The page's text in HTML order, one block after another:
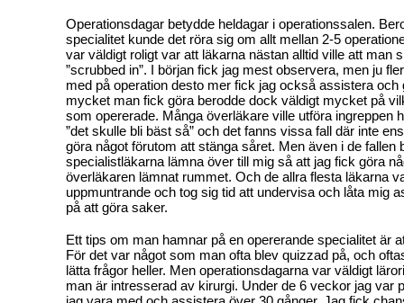
Operationsdagar betydde heldagar i operationssalen.
specialitet kunde det röra sig om allt mellan 2-5
var väldigt roligt var att läkarna nästan alltid ville att man
”scrubbed in”. I början fick jag mest observera, men ju
med på operation desto mer fick jag också assistera och
mycket man fick göra berodde dock väldigt mycket på
som opererade. Många överläkare ville utföra ingreppen
”det skulle bli bäst så” och det fanns vissa fall där inte
göra något förutom att stänga såret. Men även i de fallen
specialistläkarna lämna över till mig så att jag fick göra
överläkaren lämnat rummet. Och de allra flesta läkarna
uppmuntrande och tog sig tid att undervisa och låta mig
på att göra saker.
Ett tips om man hamnar på en opererande specialitet är
För det var något som man ofta blev quizzad på, och
lätta frågor heller. Men operationsdagarna var väldigt
man är intresserad av kirurgi. Under de 6 veckor jag var